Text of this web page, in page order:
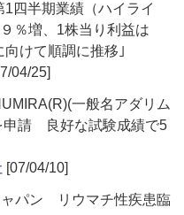
四半期業績（ハイライ
％増、1株当り利益は
向けて順調に推移｣
04/25]
一般名アダリム
申請 良好な試験成績で5
[07/04/10]
パン リウマチ性疾患臨